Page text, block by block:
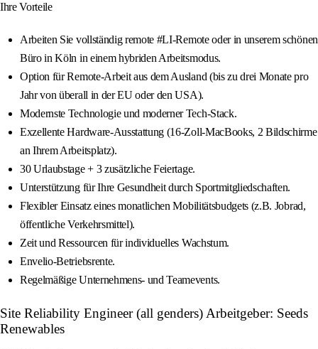
Ihre Vorteile
Arbeiten Sie vollständig remote #LI-Remote oder in unserem schönen
Büro in Köln in einem hybriden Arbeitsmodus.
Option für Remote-Arbeit aus dem Ausland (bis zu drei Monate pro
Jahr von überall in der EU oder den USA).
Modernste Technologie und moderner Tech-Stack.
Exzellente Hardware-Ausstattung (16-Zoll-MacBooks, 2 Bildschirme
an Ihrem Arbeitsplatz).
30 Urlaubstage + 3 zusätzliche Feiertage.
Unterstützung für Ihre Gesundheit durch Sportmitgliedschaften.
Flexibler Einsatz eines monatlichen Mobilitätsbudgets (z.B. Jobrad,
öffentliche Verkehrsmittel).
Zeit und Ressourcen für individuelles Wachstum.
Envelio-Betriebsrente.
Regelmäßige Unternehmens- und Teamevents.
Site Reliability Engineer (all genders) Arbeitgeber: Seeds
Renewables